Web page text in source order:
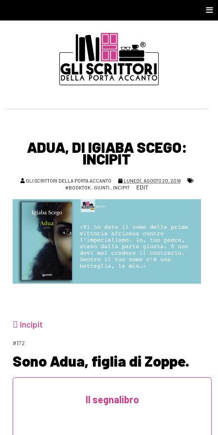
≡
ADUA, DI IGIABA SCEGO:
INCIPIT
GLI SCRITTORI DELLA PORTA ACCANTO
LUNEDÌ, AGOSTO 20, 2018
#BOOKTOK , GIUNTI , INCIPIT EDIT
Incipit
#172
Sono Adua, figlia di Zoppe.